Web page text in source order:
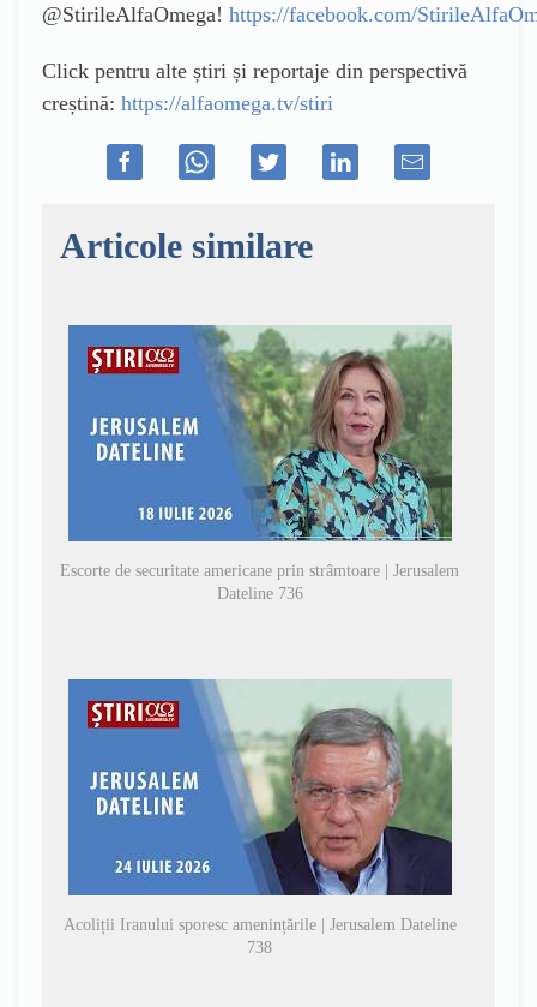
@StirileAlfaOmega! https://facebook.com/
Click pentru alte știri și reportaje din perspectivă
creștină: https://alfaomega.tv/stiri
Articole similare
Escorte de securitate americane prin strâmtoare | Jerusalem
Dateline 736
Acoliții Iranului sporesc amenințările | Jerusalem Dateline
738